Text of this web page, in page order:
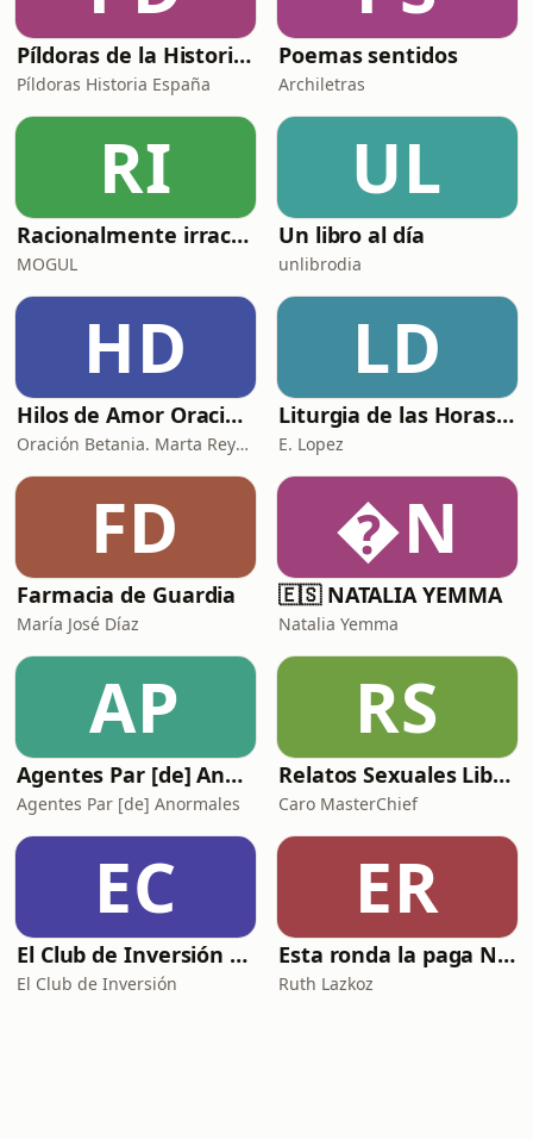
Píldoras de la Historia de España
Píldoras Historia España
Poemas sentidos
Archiletras
RI
Racionalmente irracional
MOGUL
UL
Un libro al día
unlibrodia
HD
Hilos de Amor Oraciones que sanan el alma. Encuentros íntimos con Dios.
Oración Betania. Marta Reyes y Cristina Martínez
LD
Liturgia de las Horas (España)
E. Lopez
FD
Farmacia de Guardia
María José Díaz
N
🇪🇸 NATALIA YEMMA
Natalia Yemma
AP
Agentes Par [de] Anormales
Agentes Par [de] Anormales
RS
Relatos Sexuales Liberales
Caro MasterChief
EC
El Club de Inversión podcast
El Club de Inversión
ER
Esta ronda la paga Newton
Ruth Lazkoz